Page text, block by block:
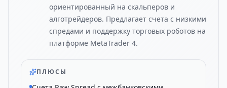
ориентированный на скальперов и
алготрейдеров. Предлагает счета с низкими
спредами и поддержку торговых роботов на
платформе MetaTrader 4.
ПЛЮСЫ